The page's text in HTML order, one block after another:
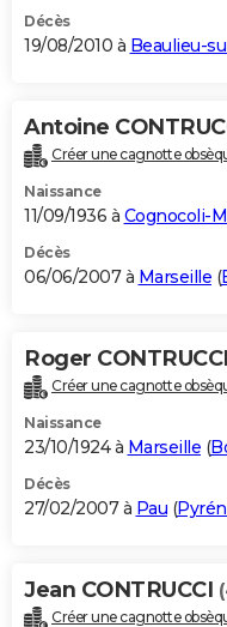
Décès
19/08/2010 à Beaulieu-
Antoine
Créer une cagnotte
Naissance
11/09/1936 à Cognocoli-
Décès
06/06/2007 à Marseille (
Roger CONTRUCCI
Créer une cagnotte
Naissance
23/10/1924 à Marseille (
Décès
27/02/2007 à Pau (
Jean CONTRUCCI
Créer une cagnotte